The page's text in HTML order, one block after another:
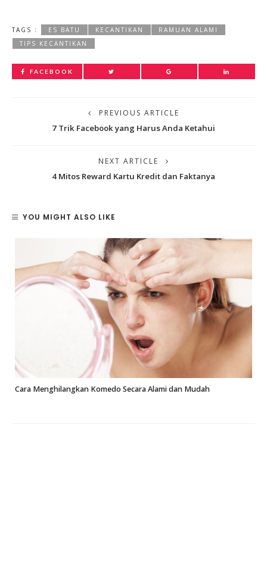
TAGS : ES BATU KECANTIKAN
RAMUAN ALAMI
TIPS KECANTIKAN
FACEBOOK
PREVIOUS ARTICLE
7 Trik Facebook yang Harus Anda Ketahui
NEXT ARTICLE
4 Mitos Reward Kartu Kredit dan Faktanya
YOU MIGHT ALSO LIKE
Cara Menghilangkan Komedo Secara Alami dan Mudah